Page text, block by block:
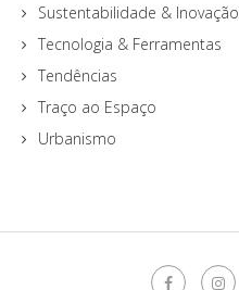
Sustentabilidade & Inovação
Tecnologia & Ferramentas
Tendências
Traço ao Espaço
Urbanismo